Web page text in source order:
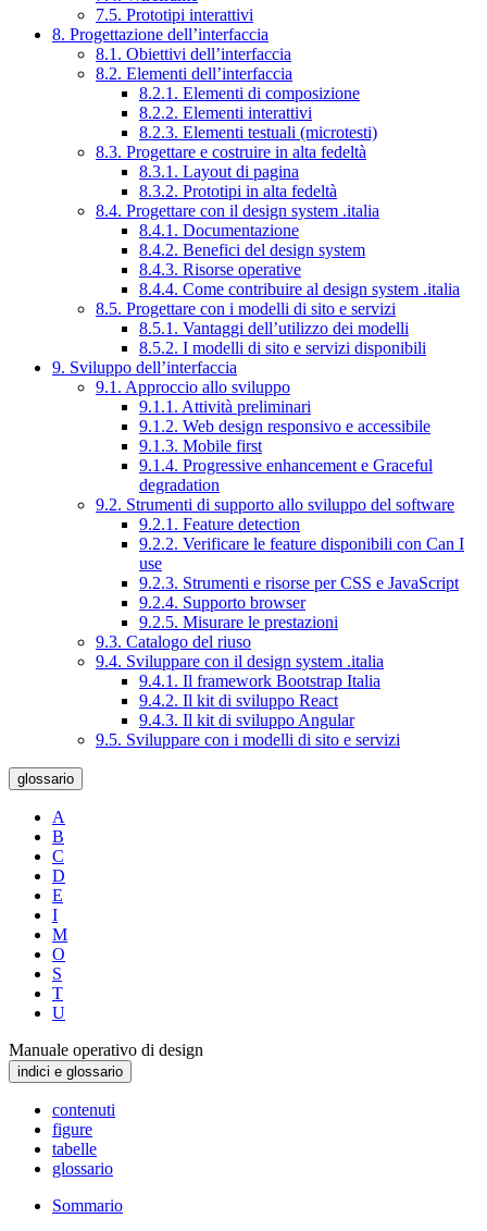
7.5. Prototipi interattivi
8. Progettazione dell’interfaccia
8.1. Obiettivi dell’interfaccia
8.2. Elementi dell’interfaccia
8.2.1. Elementi di composizione
8.2.2. Elementi interattivi
8.2.3. Elementi testuali (microtesti)
8.3. Progettare e costruire in alta fedeltà
8.3.1. Layout di pagina
8.3.2. Prototipi in alta fedeltà
8.4. Progettare con il design system .italia
8.4.1. Documentazione
8.4.2. Benefici del design system
8.4.3. Risorse operative
8.4.4. Come contribuire al design system .italia
8.5. Progettare con i modelli di sito e servizi
8.5.1. Vantaggi dell’utilizzo dei modelli
8.5.2. I modelli di sito e servizi disponibili
9. Sviluppo dell’interfaccia
9.1. Approccio allo sviluppo
9.1.1. Attività preliminari
9.1.2. Web design responsivo e accessibile
9.1.3. Mobile first
9.1.4. Progressive enhancement e Graceful
degradation
9.2. Strumenti di supporto allo sviluppo del software
9.2.1. Feature detection
9.2.2. Verificare le feature disponibili con Can I
use
9.2.3. Strumenti e risorse per CSS e JavaScript
9.2.4. Supporto browser
9.2.5. Misurare le prestazioni
9.3. Catalogo del riuso
9.4. Sviluppare con il design system .italia
9.4.1. Il framework Bootstrap Italia
9.4.2. Il kit di sviluppo React
9.4.3. Il kit di sviluppo Angular
9.5. Sviluppare con i modelli di sito e servizi
glossario
A
B
C
D
E
I
M
O
S
T
U
Manuale operativo di design
indici e glossario
contenuti
figure
tabelle
glossario
Sommario